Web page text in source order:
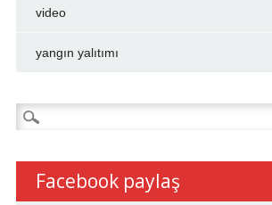
video
yangın yalıtımı
Arama:
Facebook paylaş